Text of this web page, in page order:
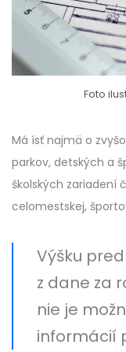
Foto
Má ísť najmä o
parkov, detských a
školských zariadení
celomestskej,
Výšku
z dane za
nie je
informácií